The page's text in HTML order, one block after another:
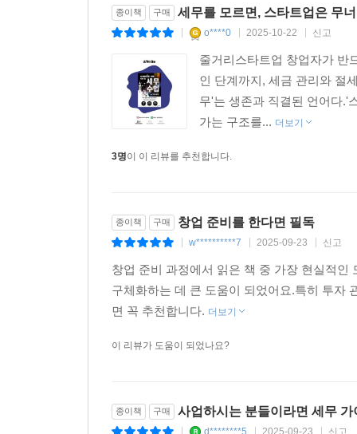
법인세와 소득세는 절세의 본질이 비슷하다.
--- p.60
창업한 지 얼마 안 되는 사업자들이 이런 질문을
럽게 사용하는 대표도 있다. 절세의 본질에서 살
은 회계상 당기순이익에서 세무조정을 거쳐 세법
아야 한다. 그렇다면 비용을 세법상으로 인정받
법인세, 소득세 절세 중 합법적으로 가장 많이 세
여러 가지 조세 지원 제도를 마련하고 있다. 예
지원을 하고 있다. 스타트업을 운영하는 대표도
아는지 여부에 따라 납부해야 할 세금이 상당히
받을 수도 있다. 자금이 부족한 스타트업에는 특
중소벤처기업부에 의하면 우리나라 연간 신규 창
종이책 구매 세무를 모르면, 스타트업은 무
o****0 2025-10-22 신고
줄거리스타트업 창업자가 반
인 단계까지, 세금 관리와 절
무'는 생존과 직결된 언어다.'
가는 구조를... 더보기
3명이 이 리뷰를 추천합니다.
종이책 구매 창업 준비를 한다면 필독
w**********7 2025-09-23 신고
창업 준비 과정에서 읽은 책 중 가장 현실적
구체화하는 데 큰 도움이 되었어요.특히 투자
면 꼭 추천합니다. 더보기
이 리뷰가 도움이 되었나요?
종이책 구매 사업하시는 분들이라면 세무